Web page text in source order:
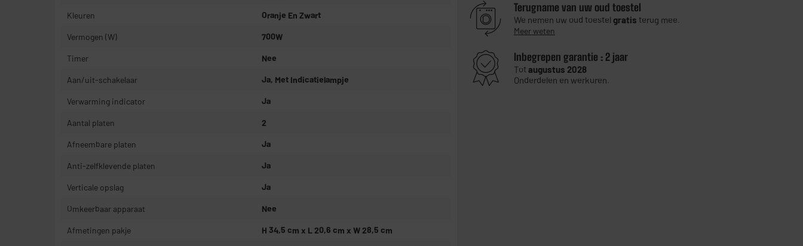
Terugname van uw oud toestel
We nemen uw oud toestel gratis terug mee.
Meer weten
Inbegrepen garantie : 2 jaar
Totaugustus 2028
Onderdelen en werkuren.
Kleuren Oranje En Zwart
Vermogen (W) 700W
Timer Nee
Aan/uit-schakelaar Ja, Met Indicatielampje
Verwarming indicator Ja
Aantal platen 2
Afneembare platen Ja
Anti-zelfklevende platen Ja
Verticale opslag Ja
Omkeerbaar apparaat Nee
Afmetingen pakje H 34,5 cm x L 20,6 cm x W 28,5 cm